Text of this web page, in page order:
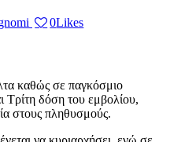
0Likes
καθώς σε παγκόσμιο
Τρίτη δόση του εμβολίου,
στους πληθυσμούς.